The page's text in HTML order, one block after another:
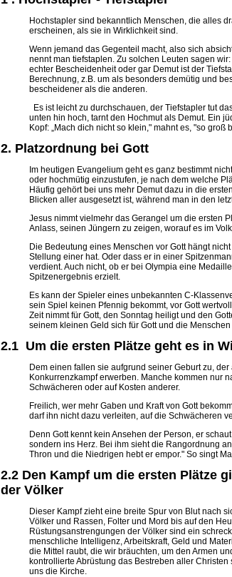
Hochstapler sind bekanntlich Menschen, die alles
erscheinen, als sie in Wirklichkeit sind.
Wenn jemand das Gegenteil macht, also sich
nennt man tiefstaplen. Zu solchen Leuten sagen
echter Bescheidenheit oder gar Demut ist der
Berechnung, z.B. um als besonders demütig und
bescheidener als die anderen.
Es ist leicht zu durchschauen, der Tiefstapler tut
unten hin hoch, tarnt den Hochmut als Demut. Ein
Kopf: „Mach dich nicht so klein," mahnt es, "so groß
2. Platzordnung bei Gott
Im heutigen Evangelium geht es ganz bestimmt
oder hochmütig einzustufen, je nach dem welche
Häufig gehört bei uns mehr Demut dazu in die
Blicken aller ausgesetzt ist, während man in den
Jesus nimmt vielmehr das Gerangel um die ersten
Anlass, seinen Jüngern zu zeigen, worauf es im
Die Bedeutung eines Menschen vor Gott hängt
Stellung einer hat. Oder dass er in einer
verdient. Auch nicht, ob er bei Olympia eine
Spitzenergebnis erzielt.
Es kann der Spieler eines unbekannten
sein Spiel keinen Pfennig bekommt, vor Gott
Zeit nimmt für Gott, den Sonntag heiligt und den
seinem kleinen Geld sich für Gott und die
2.1 Um die ersten Plätze geht es in
Dem einen fallen sie aufgrund seiner Geburt zu,
Konkurrenzkampf erwerben. Manche kommen nur
Schwächeren oder auf Kosten anderer.
Freilich, wer mehr Gaben und Kraft von Gott
darf ihn nicht dazu verleiten, auf die Schwächeren
Denn Gott kennt kein Ansehen der Person, er
sondern ins Herz. Bei ihm sieht die Rangordnung
Thron und die Niedrigen hebt er empor." So singt
2.2 Den Kampf um die ersten Plätze
der Völker
Dieser Kampf zieht eine breite Spur von Blut nach
Völker und Rassen, Folter und Mord bis auf den
Rüstungsanstrengungen der Völker sind ein
menschliche Intelligenz, Arbeitskraft, Geld und
die Mittel raubt, die wir bräuchten, um den Armen
kontrollierte Abrüstung das Bestreben aller Christen
uns die Kirche.